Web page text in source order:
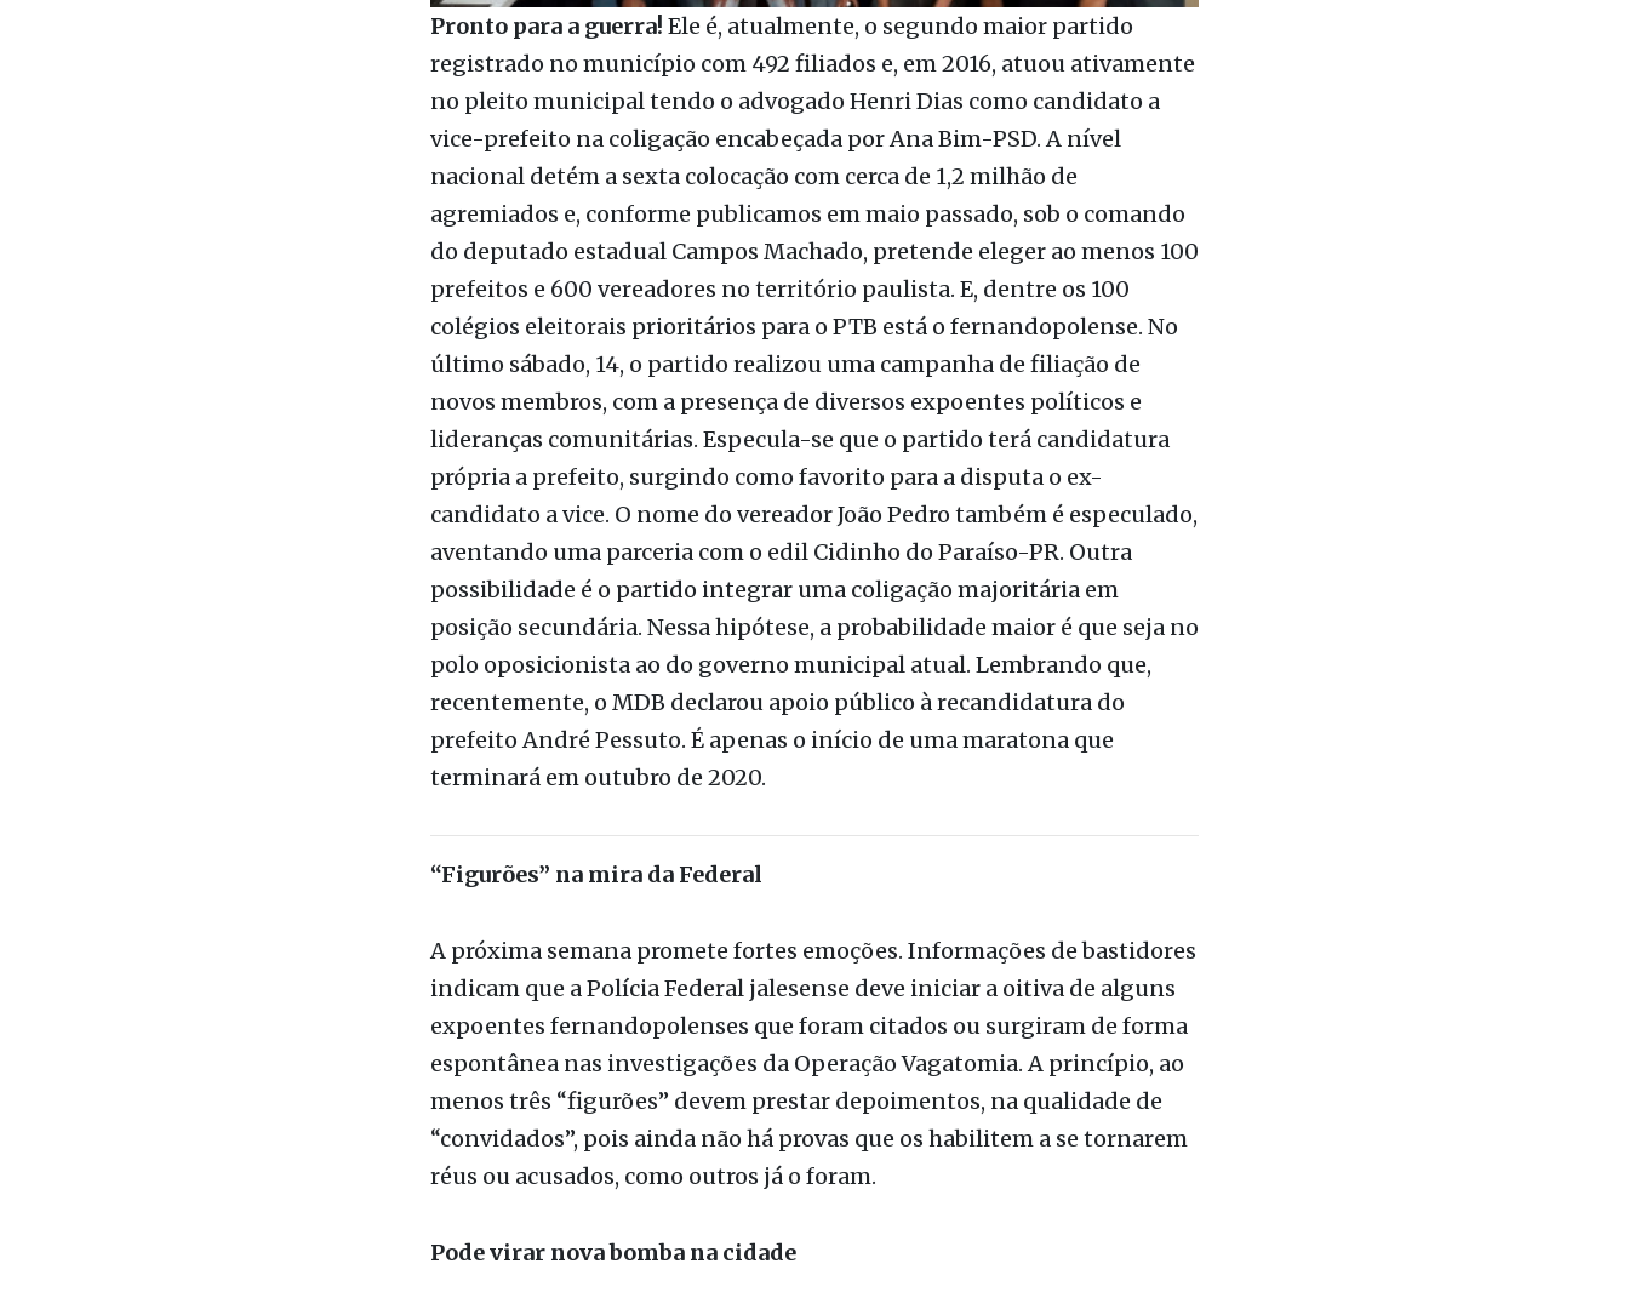
Pronto para a guerra!Ele é, atualmente, o segundo maior partido
registrado no município com 492 filiados e, em 2016, atuou ativamente
no pleito municipal tendo o advogado Henri Dias como candidato a
vice-prefeito na coligação encabeçada por Ana Bim-PSD. A nível
nacional detém a sexta colocação com cerca de 1,2 milhão de
agremiados e, conforme publicamos em maio passado, sob o comando
do deputado estadual Campos Machado, pretende eleger ao menos 100
prefeitos e 600 vereadores no território paulista. E, dentre os 100
colégios eleitorais prioritários para o PTB está o fernandopolense. No
último sábado, 14, o partido realizou uma campanha de filiação de
novos membros, com a presença de diversos expoentes políticos e
lideranças comunitárias. Especula-se que o partido terá candidatura
própria a prefeito, surgindo como favorito para a disputa o ex-
candidato a vice. O nome do vereador João Pedro também é especulado,
aventando uma parceria com o edil Cidinho do Paraíso-PR. Outra
possibilidade é o partido integrar uma coligação majoritária em
posição secundária. Nessa hipótese, a probabilidade maior é que seja no
recentemente, o MDB declarou apoio público à recandidatura do
terminará em outubro de 2020.
“Figurões” na mira da Federal
A próxima semana promete fortes emoções. Informações de bastidores
indicam que a Polícia Federal jalesense deve iniciar a oitiva de alguns
expoentes fernandopolenses que foram citados ou surgiram de forma
menos três “figurões” devem prestar depoimentos, na qualidade de